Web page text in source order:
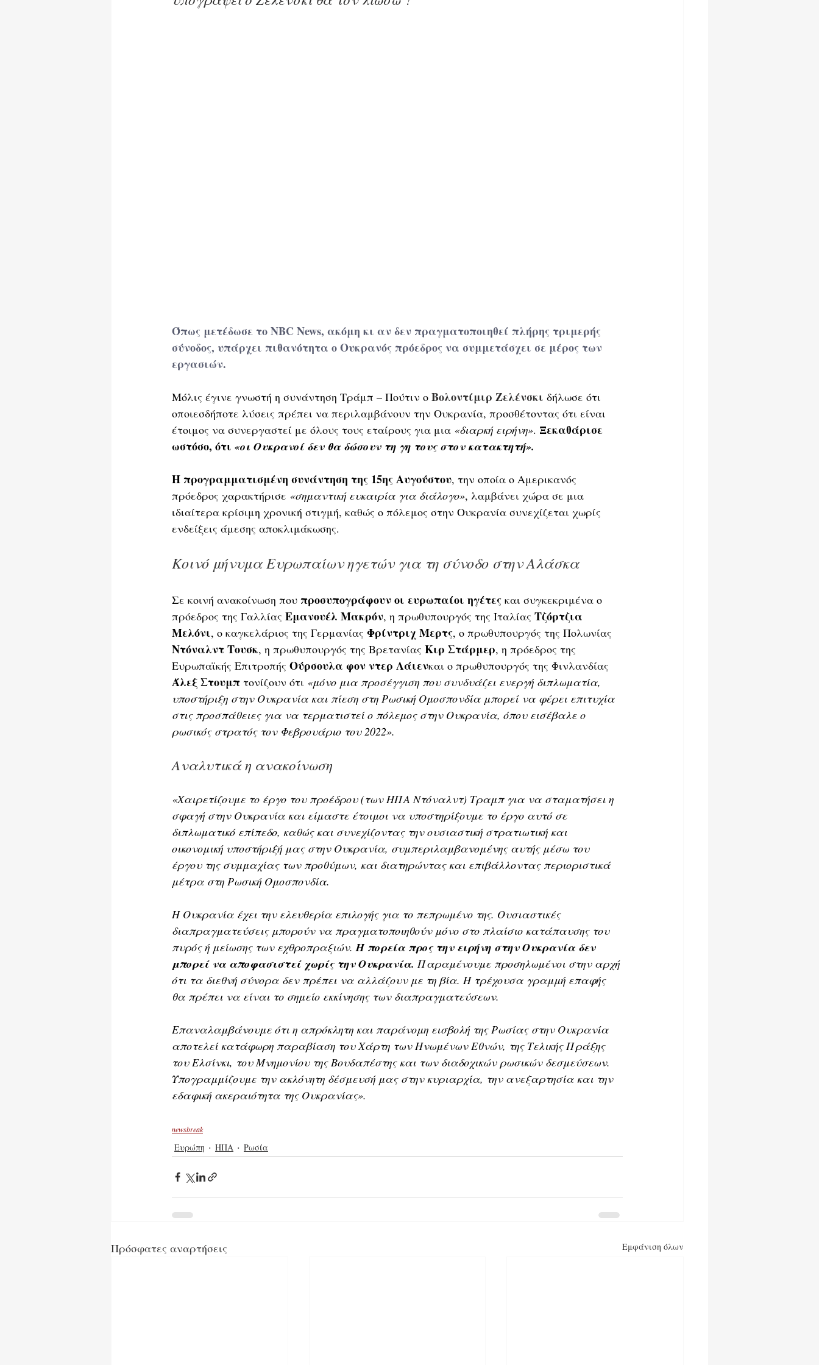
Όπως μετέδωσε το NBC News, ακόμη κι αν δεν πραγματοποιηθεί πλήρης τριμερής
σύνοδος, υπάρχει πιθανότητα ο Ουκρανός πρόεδρος να συμμετάσχει σε μέρος των
εργασιών.
Μόλις έγινε γνωστή η συνάντηση Τράμπ – Πούτιν ο Βολοντίμιρ Ζελένσκι δήλωσε ότι
οποιεσδήποτε λύσεις πρέπει να περιλαμβάνουν την Ουκρανία, προσθέτοντας ότι είναι
έτοιμος να συνεργαστεί με όλους τους εταίρους για μια «διαρκή ειρήνη». Ξεκαθάρισε
ωστόσο, ότι «οι Ουκρανοί δεν θα δώσουν τη γη τους στον κατακτητή».
Η προγραμματισμένη συνάντηση της 15ης Αυγούστου, την οποία ο Αμερικανός
πρόεδρος χαρακτήρισε «σημαντική ευκαιρία για διάλογο», λαμβάνει χώρα σε μια
ιδιαίτερα κρίσιμη χρονική στιγμή, καθώς ο πόλεμος στην Ουκρανία συνεχίζεται χωρίς
ενδείξεις άμεσης αποκλιμάκωσης.
Κοινό μήνυμα Ευρωπαίων ηγετών για τη σύνοδο στην Αλάσκα
Σε κοινή ανακοίνωση που προσυπογράφουν οι ευρωπαίοι ηγέτες και συγκεκριμένα ο
πρόεδρος της Γαλλίας Εμανουέλ Μακρόν, η πρωθυπουργός της Ιταλίας Τζόρτζια
Μελόνι, ο καγκελάριος της Γερμανίας Φρίντριχ Μερτς, ο πρωθυπουργός της Πολωνίας
Ντόναλντ Τουσκ, η πρωθυπουργός της Βρετανίας Κιρ Στάρμερ, η πρόεδρος της
Ευρωπαϊκής Επιτροπής Ούρσουλα φον ντερ Λάιενκαι ο πρωθυπουργός της Φινλανδίας
Άλεξ Στουμπ τονίζουν ότι «μόνο μια προσέγγιση που συνδυάζει ενεργή διπλωματία,
υποστήριξη στην Ουκρανία και πίεση στη Ρωσική Ομοσπονδία μπορεί να φέρει επιτυχία
στις προσπάθειες για να τερματιστεί ο πόλεμος στην Ουκρανία, όπου εισέβαλε ο
ρωσικός στρατός τον Φεβρουάριο του 2022».
Αναλυτικά η ανακοίνωση
«Χαιρετίζουμε το έργο του προέδρου (των ΗΠΑ Ντόναλντ) Τραμπ για να σταματήσει η
σφαγή στην Ουκρανία και είμαστε έτοιμοι να υποστηρίξουμε το έργο αυτό σε
διπλωματικό επίπεδο, καθώς και συνεχίζοντας την ουσιαστική στρατιωτική και
οικονομική υποστήριξή μας στην Ουκρανία, συμπεριλαμβανομένης αυτής μέσω του
έργου της συμμαχίας των προθύμων, και διατηρώντας και επιβάλλοντας περιοριστικά
μέτρα στη Ρωσική Ομοσπονδία.
Η Ουκρανία έχει την ελευθερία επιλογής για το πεπρωμένο της. Ουσιαστικές
διαπραγματεύσεις μπορούν να πραγματοποιηθούν μόνο στο πλαίσιο κατάπαυσης του
πυρός ή μείωσης των εχθροπραξιών. Η πορεία προς την ειρήνη στην Ουκρανία δεν
μπορεί να αποφασιστεί χωρίς την Ουκρανία. Παραμένουμε προσηλωμένοι στην αρχή
ότι τα διεθνή σύνορα δεν πρέπει να αλλάζουν με τη βία. Η τρέχουσα γραμμή επαφής
θα πρέπει να είναι το σημείο εκκίνησης των διαπραγματεύσεων.
Επαναλαμβάνουμε ότι η απρόκλητη και παράνομη εισβολή της Ρωσίας στην Ουκρανία
αποτελεί κατάφωρη παραβίαση του Χάρτη των Ηνωμένων Εθνών, της Τελικής Πράξης
του Ελσίνκι, του Μνημονίου της Βουδαπέστης και των διαδοχικών ρωσικών δεσμεύσεων.
Υπογραμμίζουμε την ακλόνητη δέσμευσή μας στην κυριαρχία, την ανεξαρτησία και την
εδαφική ακεραιότητα της Ουκρανίας».
newsbreak
Ευρώπη ΗΠΑ Ρωσία
Πρόσφατες αναρτήσεις Εμφάνιση όλων